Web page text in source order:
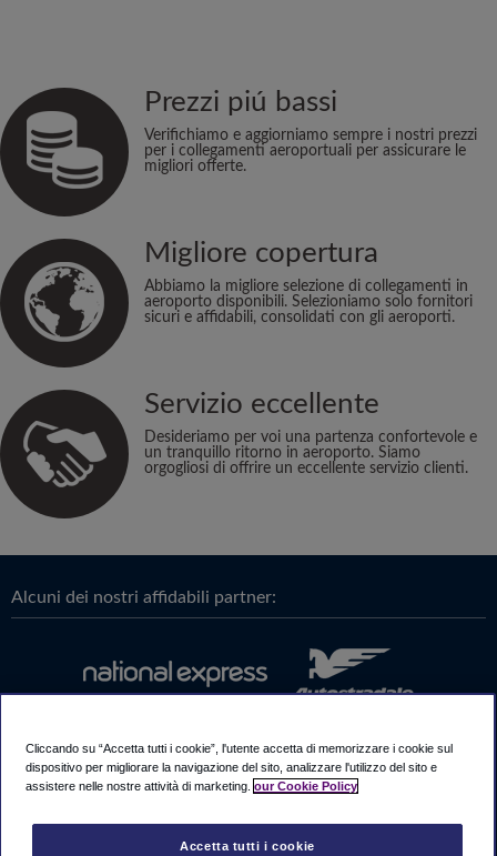
Prezzi piú bassi
Verifichiamo e aggiorniamo sempre i nostri prezzi
per i collegamenti aeroportuali per assicurare le
migliori offerte.
Migliore copertura
Abbiamo la migliore selezione di collegamenti in
aeroporto disponibili. Selezioniamo solo fornitori
sicuri e affidabili, consolidati con gli aeroporti.
Servizio eccellente
Desideriamo per voi una partenza confortevole e
un tranquillo ritorno in aeroporto. Siamo
orgogliosi di offrire un eccellente servizio clienti.
Alcuni dei nostri affidabili partner:
Cliccando su “Accetta tutti i cookie”, l'utente accetta di memorizzare i cookie sul
dispositivo per migliorare la navigazione del sito, analizzare l'utilizzo del sito e
assistere nelle nostre attività di marketing. our Cookie Policy
Accetta tutti i cookie